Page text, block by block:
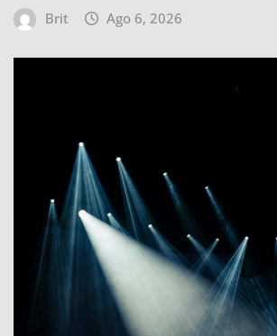
Brit Ago 6, 2026